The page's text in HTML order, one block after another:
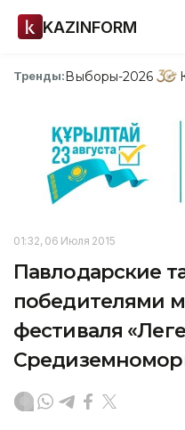
KAZINFORM
Тренды:Выборы-2026
01:32, 06 Июля 2015
Павлодарские
победителями
фестиваля